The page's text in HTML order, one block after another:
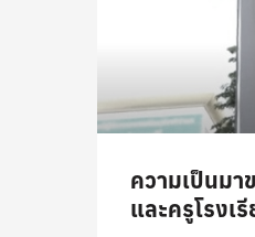
ความเป็นม
และครูโรงเ